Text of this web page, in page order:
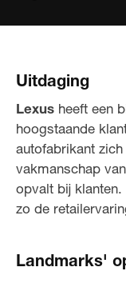
Uitdaging
Lexus heeft een
hoogstaande
autofabrikant
vakmanschap
opvalt bij
zo de
Landmarks'